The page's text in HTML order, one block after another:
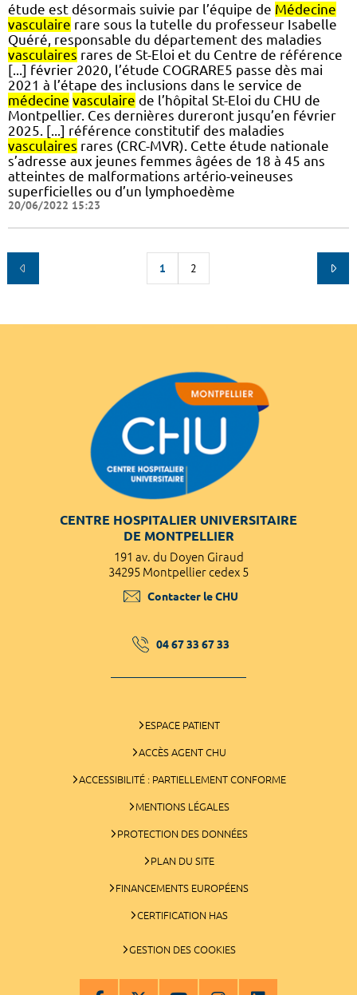
étude est désormais suivie par l’équipe de Médecine
vasculaire rare sous la tutelle du professeur Isabelle
Quéré, responsable du département des maladies
vasculaires rares de St-Eloi et du Centre de référence
[...] février 2020, l’étude COGRARE5 passe dès mai
2021 à l’étape des inclusions dans le service de
médecine vasculaire de l’hôpital St-Eloi du CHU de
Montpellier. Ces dernières dureront jusqu’en février
2025. [...] référence constitutif des maladies
vasculaires rares (CRC-MVR). Cette étude nationale
s’adresse aux jeunes femmes âgées de 18 à 45 ans
atteintes de malformations artério-veineuses
superficielles ou d’un lymphoedème
20/06/2022 15:23
1 2
CENTRE HOSPITALIER UNIVERSITAIRE
DE MONTPELLIER
191 av. du Doyen Giraud
34295 Montpellier cedex 5
Contacter le CHU
04 67 33 67 33
ESPACE PATIENT
ACCÈS AGENT CHU
ACCESSIBILITÉ : PARTIELLEMENT CONFORME
MENTIONS LÉGALES
PROTECTION DES DONNÉES
PLAN DU SITE
FINANCEMENTS EUROPÉENS
CERTIFICATION HAS
GESTION DES COOKIES